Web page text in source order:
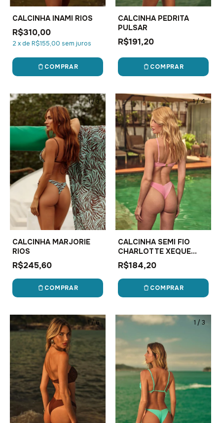
CALCINHA INAMI RIOS
R$310,00
2 xde R$155,00 sem juros
COMPRAR
CALCINHA PEDRITA
PULSAR
R$191,20
COMPRAR
1/ 3
CALCINHA MARJORIE
RIOS
R$245,60
COMPRAR
1/4
CALCINHA SEMI FIO
CHARLOTTE XEQUE
MATE
R$184,20
COMPRAR
1/6 1 / 3